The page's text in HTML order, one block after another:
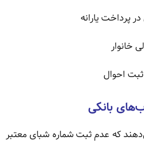
پرداخت یارانه
خانوار
ثبت احوال
بانکی
که عدم ثبت شماره شبای معتبر